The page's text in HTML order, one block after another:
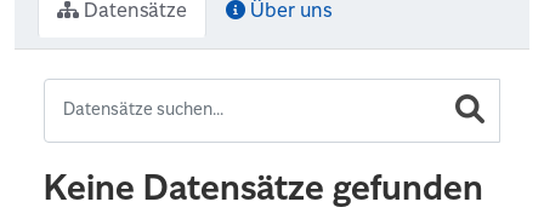
Datensätze Über uns
Keine Datensätze gefunden